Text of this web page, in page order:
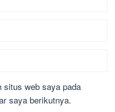
situs web saya pada
saya berikutnya.